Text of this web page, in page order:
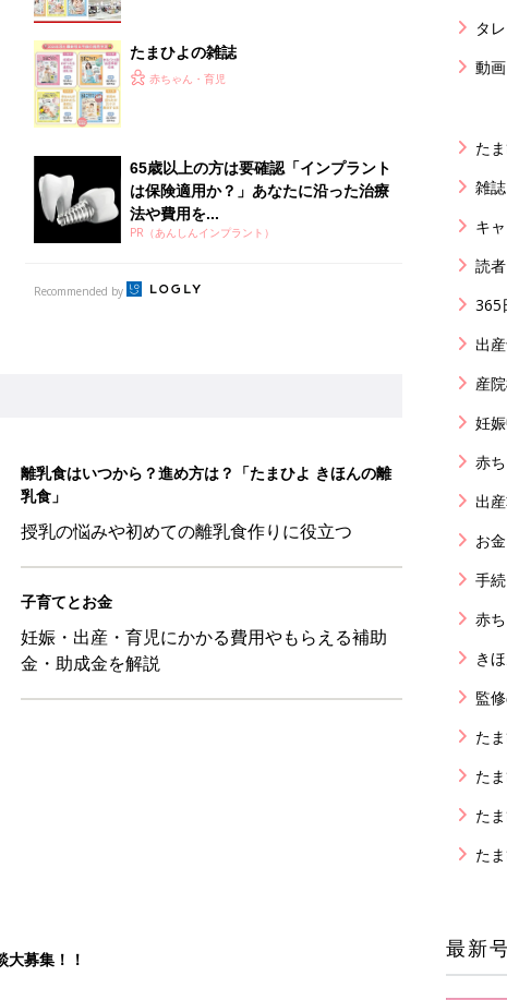
たまひよの雑誌
赤ちゃん・育児
65歳以上の方は要確認「インプラント
は保険適用か？」あなたに沿った治療
法や費用を...
PR（あんしんインプラント）
Recommended by
離乳食はいつから？進め方は？「たまひよ きほんの離
乳食」
授乳の悩みや初めての離乳食作りに役立つ
子育てとお金
妊娠・出産・育児にかかる費用やもらえる補助
金・助成金を解説
募集！！
タ
動画
た
雑
キ
読
365
出
産
妊
赤
出
お金
手
赤
き
監
た
た
た
た
最新